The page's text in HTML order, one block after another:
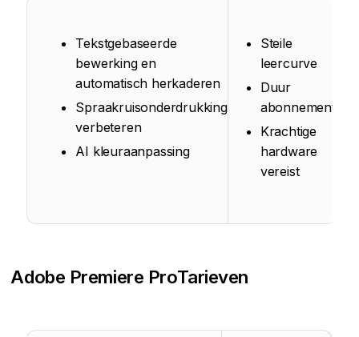
Tekstgebaseerde
bewerking en
automatisch herkaderen
Spraakruisonderdrukking
verbeteren
AI kleuraanpassing
Steile
leercurve
Duur
abonnement
Krachtige
hardware
vereist
Adobe Premiere ProTarieven